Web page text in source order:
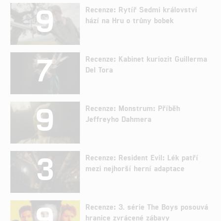
9
Recenze: Rytíř Sedmi království
hází na Hru o trůny bobek
7
Recenze: Kabinet kuriozit Guillerma
Del Tora
9
Recenze: Monstrum: Příběh
Jeffreyho Dahmera
3
Recenze: Resident Evil: Lék patří
mezi nejhorší herní adaptace
Recenze: 3. série The Boys posouvá
hranice zvrácené zábavy